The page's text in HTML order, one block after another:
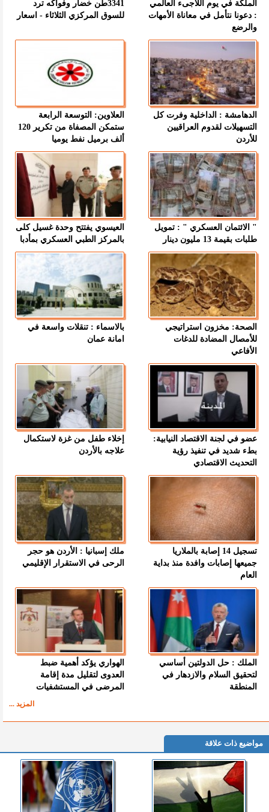
الملكة في يوم اللاجىء العالمي
: دعونا نتأمل في معاناة الأمهات
والرضع
3341طن خضار وفواكه ترد
للسوق المركزي الثلاثاء - اسعار
الدهامشة : الداخلية وفرت كل
التسهيلات لقدوم العراقيين
للأردن
العلاوين: التوسعة الرابعة
ستمكن المصفاة من تكرير 120
ألف برميل نفط يوميا
" الائتمان العسكري " : تمويل
طلبات بقيمة 13 مليون دينار
العيسوي يفتتح وحدة غسيل كلى
بالمركز الطبي العسكري بمأدبا
الصحة: مخزون استراتيجي
للأمصال المضادة للدغات
الأفاعي
بالاسماء : تنقلات واسعة في
امانة عمان
عضو في لجنة الاقتصاد النيابية:
بطء شديد في تنفيذ رؤية
التحديث الاقتصادي
إخلاء طفل من غزة لاستكمال
علاجه بالأردن
تسجيل 14 إصابة بالملاريا
جميعها إصابات وافدة منذ بداية
العام
ملك إسبانيا : الأردن هو حجر
الرحى في الاستقرار الإقليمي
الملك : حل الدولتين أساسي
لتحقيق السلام والازدهار في
المنطقة
الهواري يؤكد أهمية ضبط
العدوى لتقليل مدة إقامة
المرضى في المستشفيات
المزيد ...
مواضيع ذات علاقة